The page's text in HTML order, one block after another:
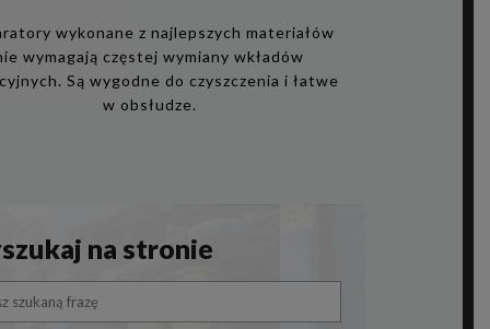
wykonane z najlepszych materiałów
wymagają częstej wymiany wkładów
Są wygodne do czyszczenia i łatwe
w obsłudze.
na stronie